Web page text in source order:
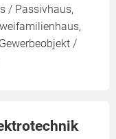
/ Passivhaus,
/